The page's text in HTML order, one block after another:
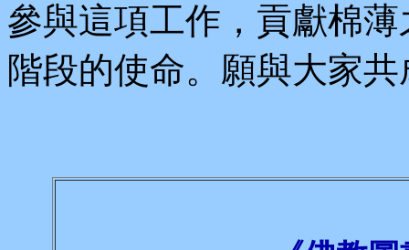
參與這項工作，貢獻棉
階段的使命。願與大家